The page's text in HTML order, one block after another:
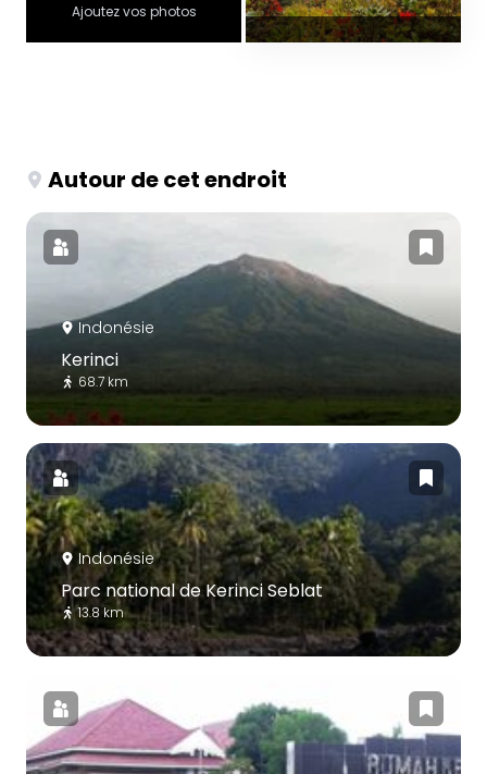
Ajoutez vos photos
Autour de cet endroit
Indonésie
Kerinci
68.7 km
Indonésie
Parc national de Kerinci Seblat
13.8 km